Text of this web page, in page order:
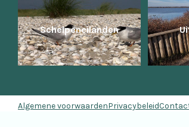
Schelpeneilanden
Algemene voorwaardenPrivacybeleid